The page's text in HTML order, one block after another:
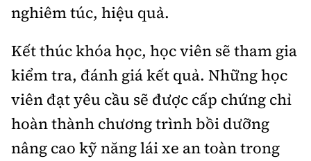
nghiêm túc, hiệu quả.
Kết thúc khóa học, học viên sẽ tham gia
kiểm tra, đánh giá kết quả. Những học
viên đạt yêu cầu sẽ được cấp chứng chỉ
hoàn thành chương trình bồi dưỡng
nâng cao kỹ năng lái xe an toàn trong